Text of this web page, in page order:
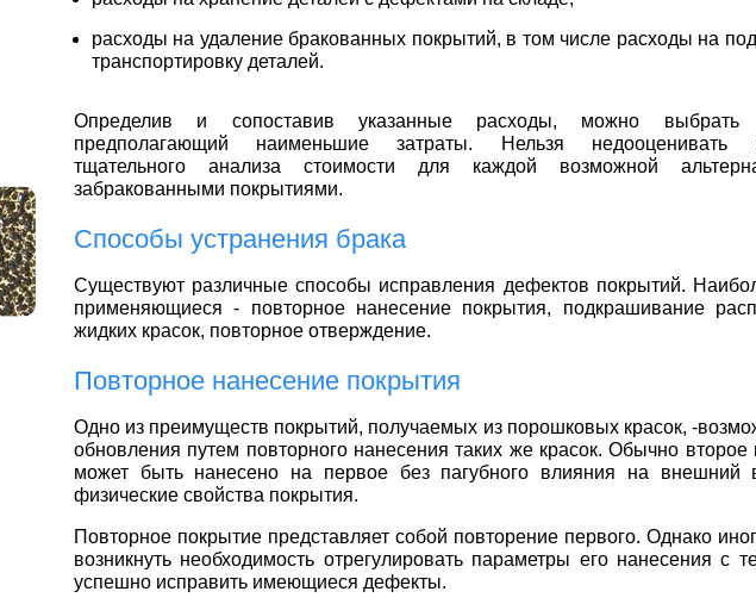
расходы на удаление бракованных покрытий, в том числе расходы на
транспортировку деталей.
Определив и сопоставив указанные расходы, можно выбрать
предполагающий наименьшие затраты. Нельзя недооценивать
тщательного анализа стоимости для каждой возможной
забракованными покрытиями.
Способы устранения брака
Существуют различные способы исправления дефектов покрытий.
применяющиеся - повторное нанесение покрытия, подкрашивание
жидких красок, повторное отверждение.
Повторное нанесение покрытия
Одно из преимуществ покрытий, получаемых из порошковых красок, -
обновления путем повторного нанесения таких же красок. Обычно второе
может быть нанесено на первое без пагубного влияния на внешний
физические свойства покрытия.
Повторное покрытие представляет собой повторение первого. Однако
возникнуть необходимость отрегулировать параметры его нанесения с
успешно исправить имеющиеся дефекты.